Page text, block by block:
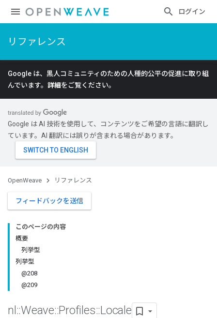
ログイン
リファレンス
Google は、黒人コミュニティのための人種的公平の促進に取り組
んでいます。 詳細をご覧ください。
Google は AI 技術を使用して、コンテンツをご希望の言語に翻訳し
ています。AI 翻訳には誤りが含まれる場合があります。
OpenWeave リファレンス
フィードバックを送信
このページの内容
概要
列挙型
列挙型
@208
@209
nl ::Weave::Profiles::Locale